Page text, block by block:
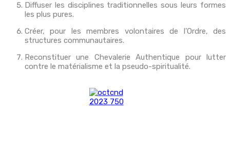
Diffuser les disciplines traditionnelles sous leurs formes
les plus pures.
Créer, pour les membres volontaires de l’Ordre, des
structures communautaires.
Reconstituer une Chevalerie Authentique pour lutter
contre le matérialisme et la pseudo-spiritualité.